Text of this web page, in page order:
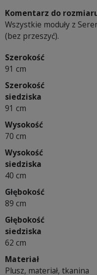
Komentarz do
Wszystkie moduły z
(bez przeszyć).
Szerokość
91 cm
Szerokość
siedziska
91 cm
Wysokość
70 cm
Wysokość
siedziska
40 cm
Głębokość
89 cm
Głębokość
siedziska
62 cm
Materiał
Plusz, materiał, tkanina